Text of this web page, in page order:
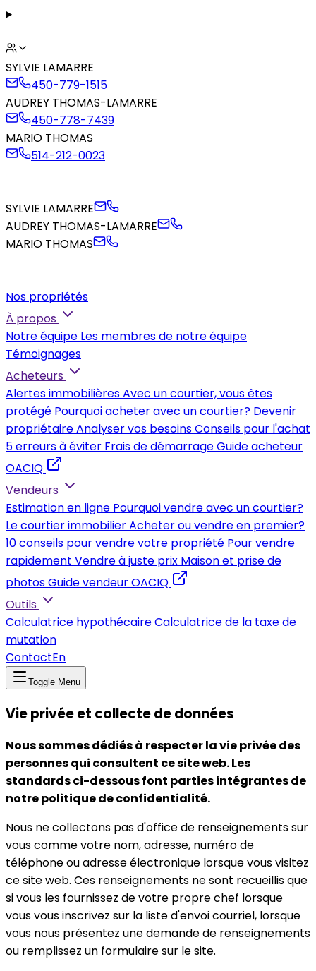
SYLVIE LAMARRE
450-779-1515
AUDREY THOMAS-LAMARRE
450-778-7439
MARIO THOMAS
514-212-0023
SYLVIE LAMARRE
AUDREY THOMAS-LAMARRE
MARIO THOMAS
Nos propriétés
À propos
Notre équipe Les membres de notre équipe
Témoignages
Acheteurs
Alertes immobilièresAvec un courtier, vous êtes
protégé Pourquoi acheter avec un courtier? Devenir
propriétaireAnalyser vos besoinsConseils pour l'achat
5 erreurs à éviter Frais de démarrageGuide acheteur
OACIQ
Vendeurs
Estimation en ligne Pourquoi vendre avec un courtier?
Le courtier immobilierAcheter ou vendre en premier?
10 conseils pour vendre votre propriété Pour vendre
rapidement Vendre à juste prix Maison et prise de
photosGuide vendeur OACIQ
Outils
Calculatrice hypothécaireCalculatrice de la taxe de
mutation
ContactEn
Toggle Menu
Vie privée et collecte de données
Nous sommes dédiés à respecter la vie privée des
personnes qui consultent ce site web. Les
standards ci-dessous font parties intégrantes de
notre politique de confidentialité.
Nous ne collectons pas d'office de renseignements sur
vous comme votre nom, adresse, numéro de
téléphone ou adresse électronique lorsque vous visitez
ce site web. Ces renseignements ne sont recueillis que
si vous les fournissez de votre propre chef lorsque
vous vous inscrivez sur la liste d'envoi courriel, lorsque
vous nous présentez une demande de renseignements
ou remplissez un formulaire sur le site.